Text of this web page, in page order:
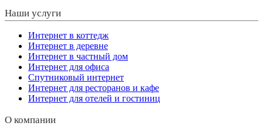
Наши услуги
Интернет в коттедж
Интернет в деревне
Интернет в частный дом
Интернет для офиса
Спутниковый интернет
Интернет для ресторанов и кафе
Интернет для отелей и гостиниц
О компании